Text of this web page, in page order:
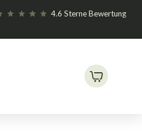
4.6 Sterne Bewertung